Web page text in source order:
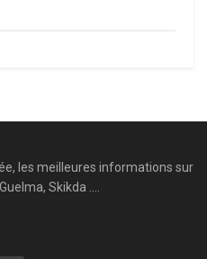
les meilleures informations sur
Skikda ....